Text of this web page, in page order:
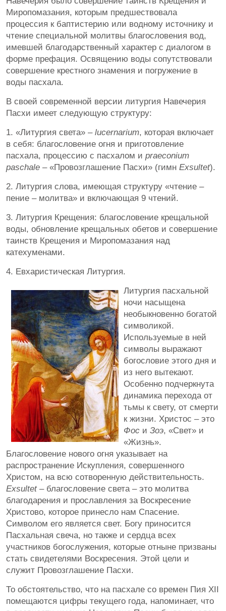
Миропомазания, которым предшествовала
процессия к баптистерию или водному источнику и
чтение специальной молитвы благословения вод,
имевшей благодарственный характер с диалогом в
форме префация. Освящению воды сопутствовали
совершение крестного знамения и погружение в
воды пасхала.
В своей современной версии литургия Навечерия
Пасхи имеет следующую структуру:
1. «Литургия света» – lucernarium, которая включает
в себя: благословение огня и приготовление
пасхала, процессию с пасхалом и praeconium
paschale – «Провозглашение Пасхи» (гимн Exsultet).
2. Литургия слова, имеющая структуру «чтение –
пение – молитва» и включающая 9 чтений.
3. Литургия Крещения: благословение крещальной
воды, обновление крещальных обетов и совершение
таинств Крещения и Миропомазания над
катехуменами.
4. Евхаристическая Литургия.
Литургия пасхальной
ночи насыщена
необыкновенно богатой
символикой.
Используемые в ней
символы выражают
богословие этого дня и
из него вытекают.
Особенно подчеркнута
динамика перехода от
тьмы к свету, от смерти
к жизни. Христос – это
Фос и Зоэ, «Свет» и
«Жизнь».
Благословение нового огня указывает на
распространение Искупления, совершенного
Христом, на всю сотворенную действительность.
Exsultet– благословение света – это молитва
благодарения и прославления за Воскресение
Христово, которое принесло нам Спасение.
Символом его является свет. Богу приносится
Пасхальная свеча, но также и сердца всех
участников богослужения, которые отныне призваны
стать свидетелями Воскресения. Этой цели и
служит Провозглашение Пасхи.
То обстоятельство, что на пасхале со времен Пия XII
помещаются цифры текущего года, напоминает, что